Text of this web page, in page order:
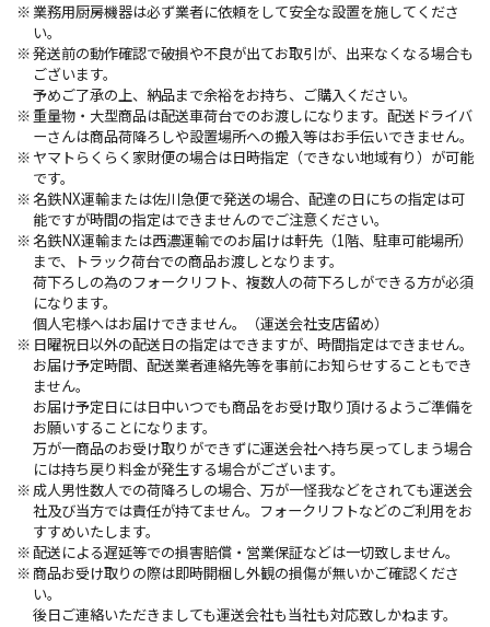
業務用厨房機器は必ず業者に依頼をして安全な設置を施してくださ
い。
発送前の動作確認で破損や不良が出てお取引が、出来なくなる場合も
ございます。
予めご了承の上、納品まで余裕をお持ち、ご購入ください。
重量物・大型商品は配送車荷台でのお渡しになります。配送ドライバ
ーさんは商品荷降ろしや設置場所への搬入等はお手伝いできません。
ヤマトらくらく家財便の場合は日時指定（できない地域有り）が可能
です。
名鉄NX運輸または佐川急便で発送の場合、配達の日にちの指定は可
能ですが時間の指定はできませんのでご注意ください。
名鉄NX運輸または西濃運輸でのお届けは軒先（1階、駐車可能場所）
まで、トラック荷台での商品お渡しとなります。
荷下ろしの為のフォークリフト、複数人の荷下ろしができる方が必須
になります。
個人宅様へはお届けできません。（運送会社支店留め）
日曜祝日以外の配送日の指定はできますが、時間指定はできません。
お届け予定時間、配送業者連絡先等を事前にお知らせすることもでき
ません。
お届け予定日には日中いつでも商品をお受け取り頂けるようご準備を
お願いすることになります。
万が一商品のお受け取りができずに運送会社へ持ち戻ってしまう場合
には持ち戻り料金が発生する場合がございます。
成人男性数人での荷降ろしの場合、万が一怪我などをされても運送会
社及び当方では責任が持てません。フォークリフトなどのご利用をお
すすめいたします。
配送による遅延等での損害賠償・営業保証などは一切致しません。
商品お受け取りの際は即時開梱し外観の損傷が無いかご確認くださ
い。
後日ご連絡いただきましても運送会社も当社も対応致しかねます。